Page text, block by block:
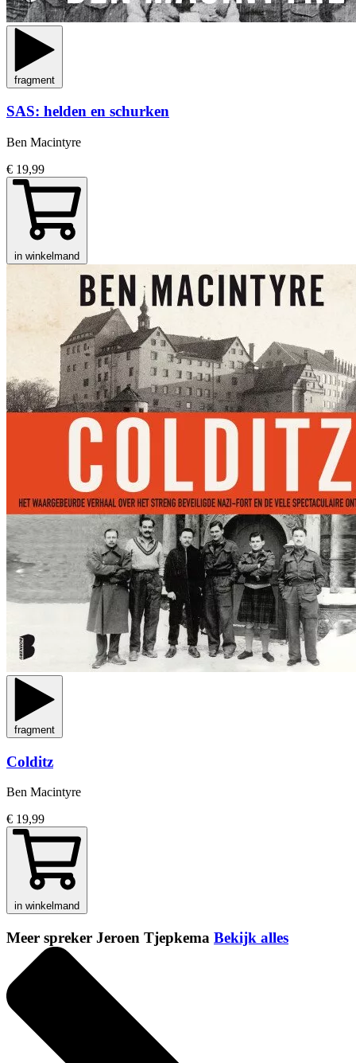
fragment
SAS: helden en schurken
Ben Macintyre
€ 19,99
in winkelmand
fragment
Colditz
Ben Macintyre
€ 19,99
in winkelmand
Meer spreker Jeroen Tjepkema Bekijk alles